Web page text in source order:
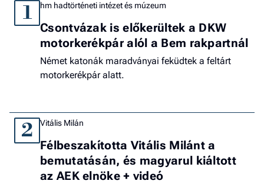
1 hm hadtörténeti intézet és múzeum
Csontvázak is előkerültek a DKW
motorkerékpár alól a Bem rakpartnál
Német katonák maradványai feküdtek a feltárt
motorkerékpár alatt.
2 Vitális Milán
Félbeszakította Vitális Milánt a
bemutatásán, és magyarul kiáltott
az AEK elnöke + videó